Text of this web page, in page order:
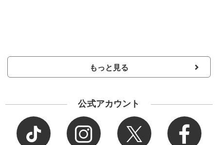
もっと見る
公式アカウント